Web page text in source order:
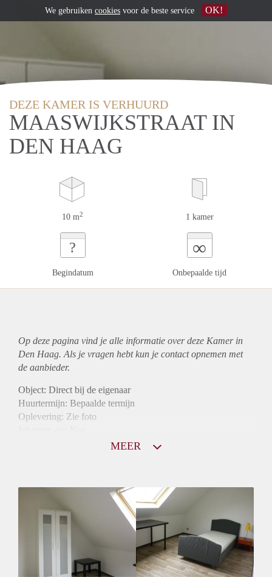
DEZE KAMER IS VERHUURD
MAASWIJKSTRAAT IN
DEN HAAG
10 m2 1 kamer
?
Begindatum
∞
Onbepaalde tijd
Op deze pagina vind je alle informatie over deze Kamer in
Den Haag. Als je vragen hebt kun je contact opnemen met
de aanbieder.
Object: Direct bij de eigenaar
Huurtermijn: Bepaalde termijn
Oplevering: Zie foto
Gedeelde woonkamer: Ja
Huisgenoten: Ja
MEER
We gebruiken cookies voor de beste service OK!